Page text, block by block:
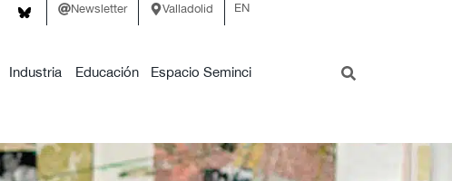
Newsletter Valladolid EN
Industria Educación Espacio Seminci